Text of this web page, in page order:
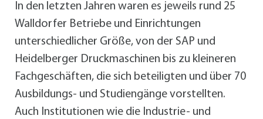
In den letzten Jahren waren es jeweils rund 25
Walldorfer Betriebe und Einrichtungen
unterschiedlicher Größe, von der SAP und
Heidelberger Druckmaschinen bis zu kleineren
Fachgeschäften, die sich beteiligten und über 70
Ausbildungs- und Studiengänge vorstellten.
Auch Institutionen wie die Industrie- und